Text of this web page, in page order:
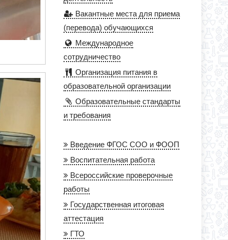
Вакантные места для приема
(перевода) обучающихся
Международное
сотрудничество
Организация питания в
образовательной организации
Образовательные стандарты
и требования
Введение ФГОС СОО и ФООП
Воспитательная работа
Всероссийские проверочные
работы
Государственная итоговая
аттестация
ГТО